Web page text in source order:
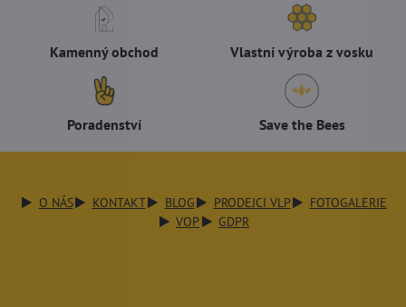
Kamenný obchod Vlastní výroba z vosku
Poradenství Save the Bees
O NÁS KONTAKT BLOG PRODEJCI VLP
FOTOGALERIE
VOP
GDPR